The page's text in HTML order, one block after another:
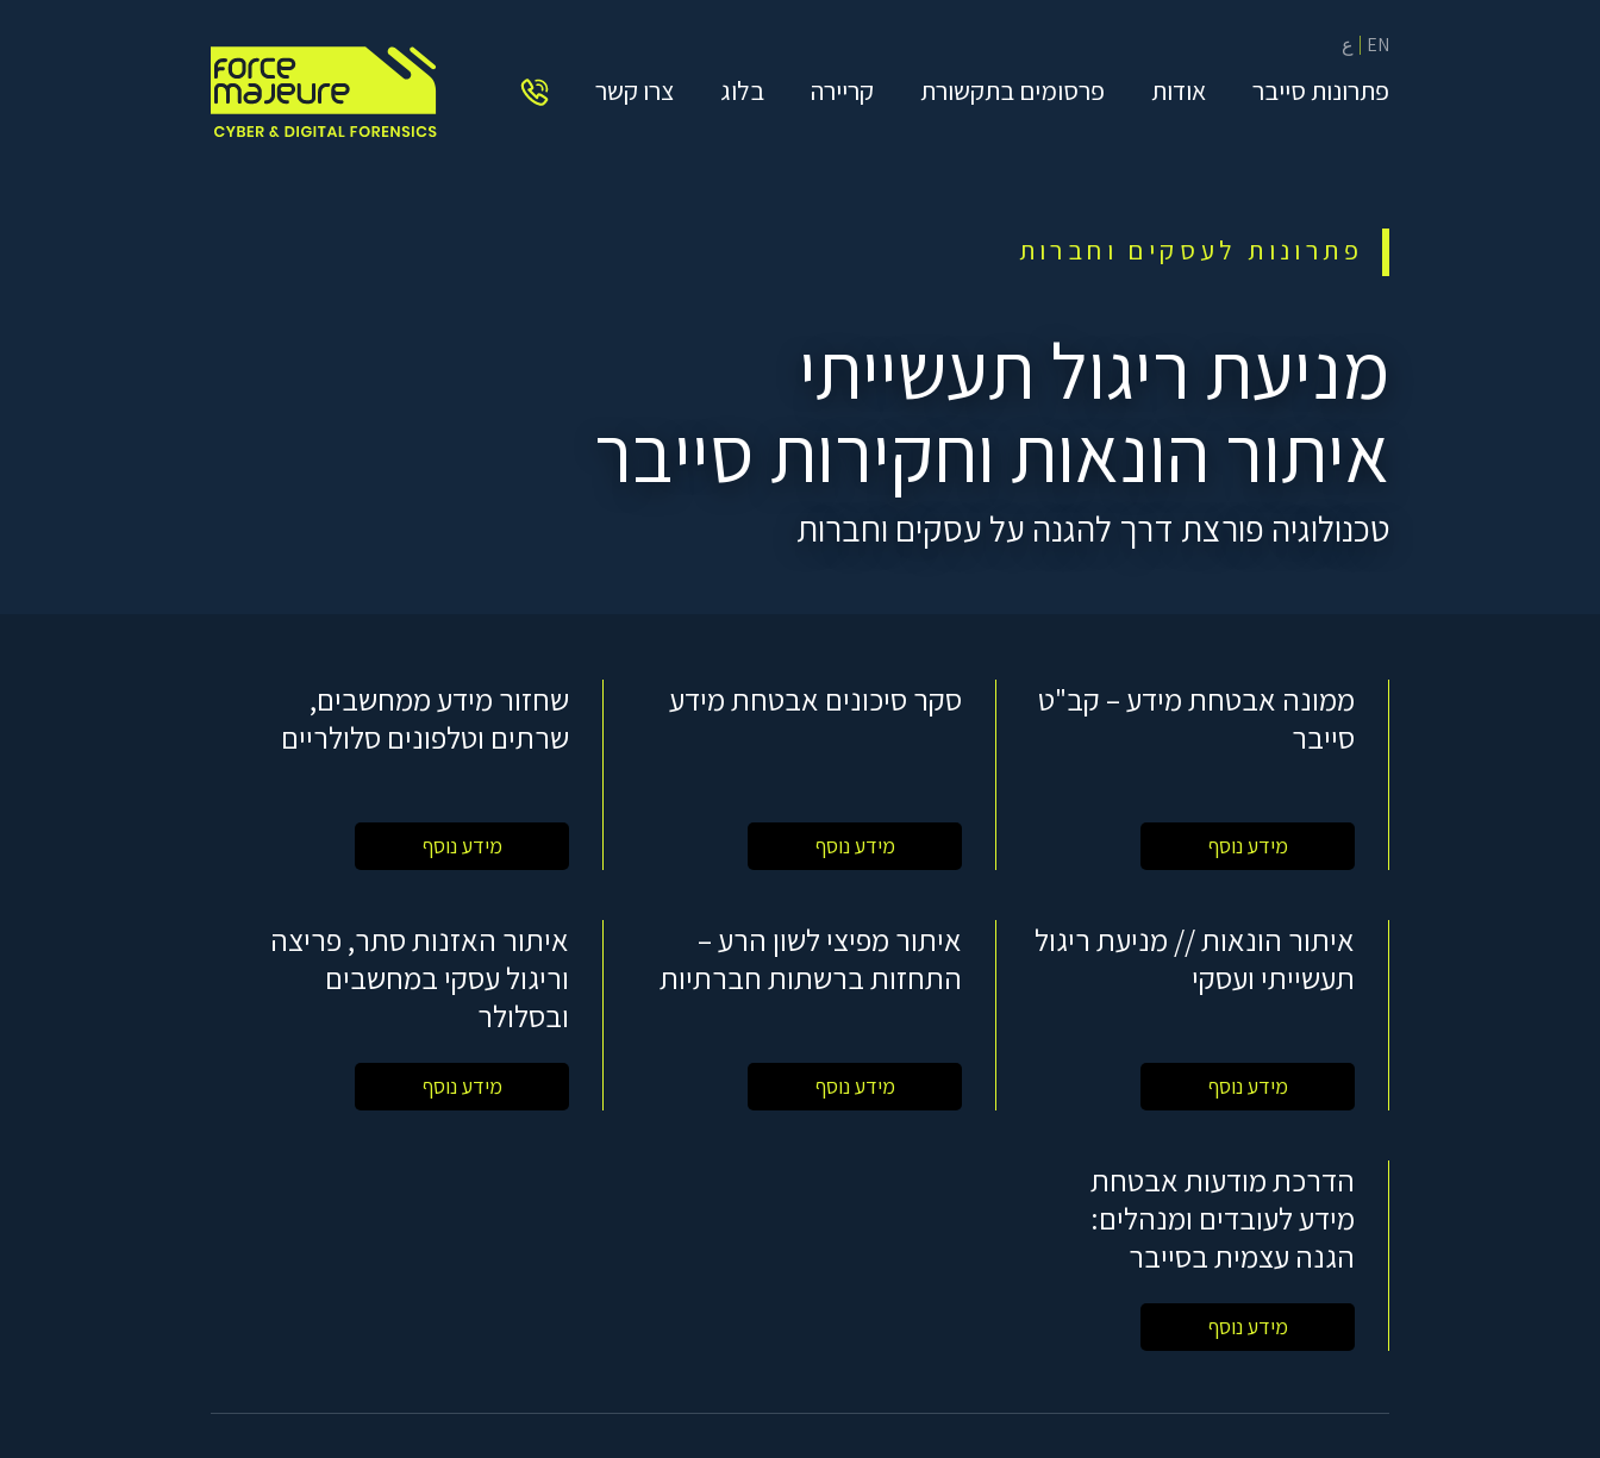
פתרונות סייבר אודות פרסומים בתקשורת קריירה בלוג צרו קשר
EN ع
פתרונות לעסקים וחברות
מניעת ריגול תעשייתי
איתור הונאות וחקירות סייבר
טכנולוגיה פורצת דרך להגנה על עסקים וחברות
ממונה אבטחת מידע – קב"ט
סייבר
מידע נוסף
סקר סיכונים אבטחת מידע
מידע נוסף
שחזור מידע ממחשבים,
שרתים וטלפונים סלולריים
מידע נוסף
איתור הונאות // מניעת ריגול
תעשייתי ועסקי
מידע נוסף
איתור מפיצי לשון הרע –
התחזות ברשתות חברתיות
מידע נוסף
איתור האזנות סתר, פריצה
וריגול עסקי במחשבים
ובסלולר
מידע נוסף
הדרכת מודעות אבטחת
מידע לעובדים ומנהלים:
הגנה עצמית בסייבר
מידע נוסף